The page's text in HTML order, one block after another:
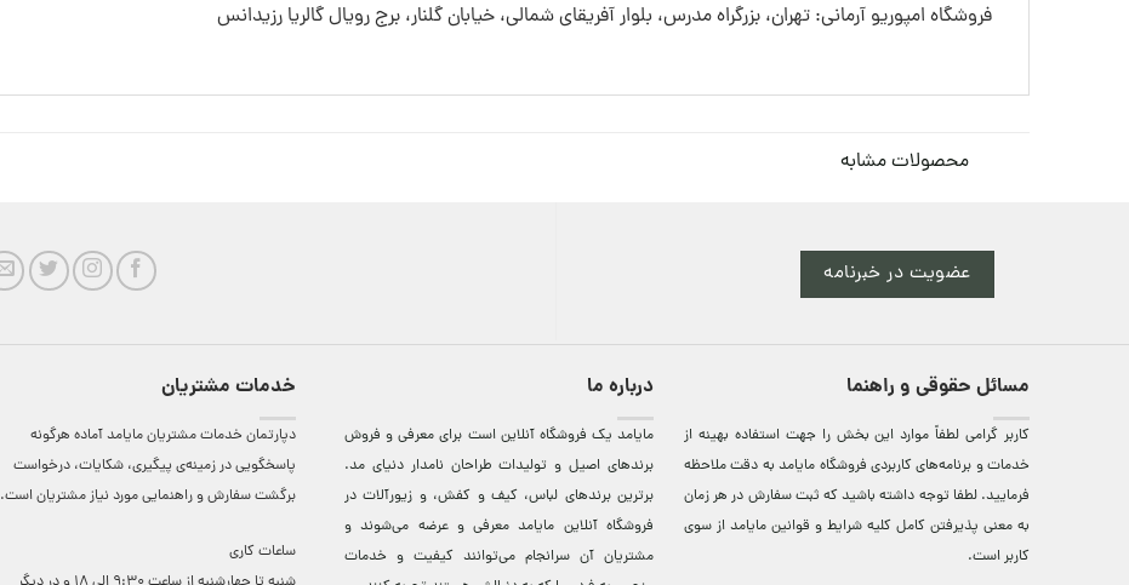
فروشگاه امپوریو آرمانی: تهران، بزرگراه مدرس، بلوار آفریقای شمالی، خیابان گلنار، برج رویال گالریا رزیدانس
محصولات مشابه
عضویت در خبرنامه
مسائل حقوقی و راهنما
کاربر گرامی لطفاً موارد این بخش را جهت استفاده بهینه از
خدمات و برنامه‌‏های کاربردی فروشگاه مایامد به دقت ملاحظه
فرمایید. لطفا توجه داشته باشید که ثبت سفارش در هر زمان
به معنی پذیرفتن کامل کلیه شرایط و قوانین مایامد از سوی
کاربر است.
درباره ما
مایامد يک فروشگاه آنلاين است برای معرفی و فروش
برندهای اصيل و توليدات طراحان نامدار دنيای مد.
برترين‌ برندهای لباس، کيف و کفش، و زيورآلات در
فروشگاه آنلاين مایامد معرفی و عرضه می‌شوند و
مشتريان آن سرانجام می‌توانند کيفيت و خدمات
خدمات مشتریان
دپارتمان خدمات مشتریان مایامد آماده هرگونه
پاسخگویی در زمینه‌ی پیگیری، شکایات، درخواست
برگشت سفارش و راهنمایی مورد نیاز مشتریان است.
ساعات کاری